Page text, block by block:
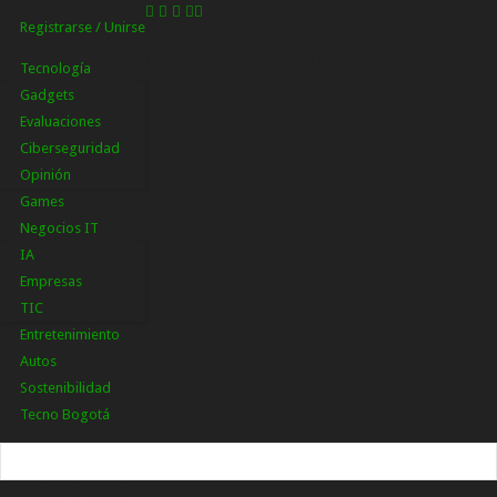
Registrarse / Unirse
Tecnología
Gadgets
Evaluaciones
Ciberseguridad
Opinión
Games
Negocios IT
IA
Empresas
TIC
Entretenimiento
Autos
Sostenibilidad
Tecno Bogotá